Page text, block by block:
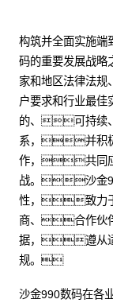
构筑并全面实施端
码的重要发展战
家和地区法律法
户要求和行业最
的、可持续
系，并积极
作，共同应
战。沙金
性，致力
商、合作伙
据，遵从适
规。
沙金990数码在